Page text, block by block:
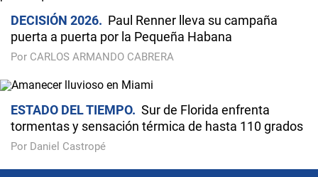
DECISIÓN 2026
Paul Renner lleva su campaña
puerta a puerta por la Pequeña Habana
Por CARLOS ARMANDO CABRERA
ESTADO DEL TIEMPO
Sur de Florida enfrenta
tormentas y sensación térmica de hasta 110 grados
Por Daniel Castropé